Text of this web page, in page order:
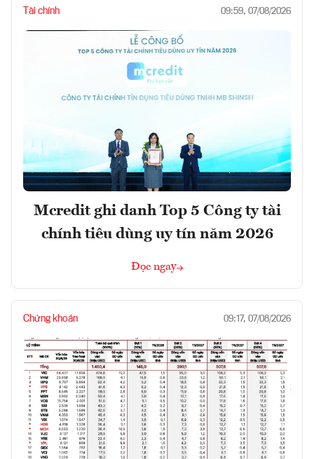
Tài chính 09:59, 07/08/2026
Mcredit ghi danh Top 5 Công ty tài
chính tiêu dùng uy tín năm 2026
Đọc ngay
Chứng khoán 09:17, 07/08/2026